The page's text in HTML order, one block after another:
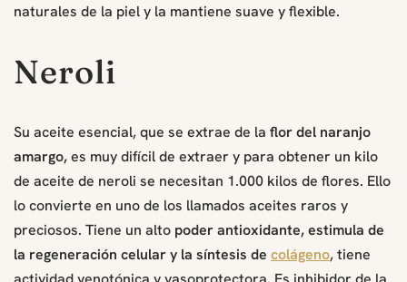
naturales de la piel y la mantiene suave y flexible.
Neroli
Su aceite esencial, que se extrae de la flor del naranjo
amargo,es muy difícil de extraer y para obtener un kilo
de aceite de neroli se necesitan 1.000 kilos de flores. Ello
lo convierte en uno de los llamados aceites raros y
preciosos. Tiene un alto poder antioxidante, estimula de
la regeneración celular y la síntesis de colágeno, tiene